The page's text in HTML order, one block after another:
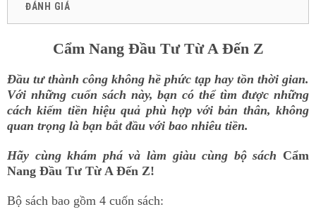
ĐÁNH GIÁ
Cẩm Nang Đầu Tư Từ A Đến Z
Đầu tư thành công không hề phức tạp hay tồn thời gian.
Với những cuốn sách này, bạn có thể tìm được những
cách kiếm tiền hiệu quả phù hợp với bản thân, không
quan trọng là bạn bắt đầu với bao nhiêu tiền.
Hãy cùng khám phá và làm giàu cùng bộ sách Cẩm
Nang Đầu Tư Từ A Đến Z!
Bộ sách bao gồm 4 cuốn sách: